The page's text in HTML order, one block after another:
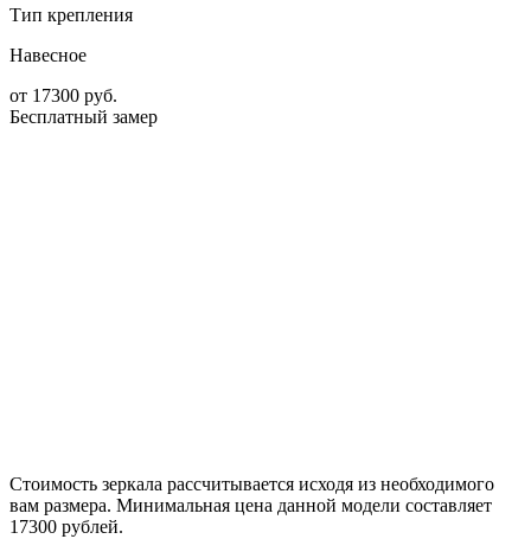
Тип крепления
Навесное
от 17300 руб.
Бесплатный замер
Стоимость зеркала рассчитывается исходя из необходимого
вам размера. Минимальная цена данной модели составляет
17300 рублей.